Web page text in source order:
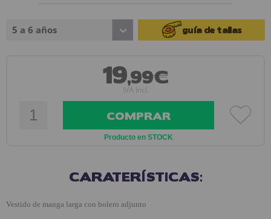
5 a 6 años guía de tallas
19,99€
IVA Incl.
COMPRAR
Producto en STOCK
CARATERÍSTICAS:
Vestido de manga larga con bolero adjunto